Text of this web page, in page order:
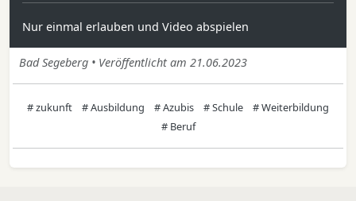
Nur einmal erlauben und Video abspielen
Bad Segeberg • Veröffentlicht am 21.06.2023
# zukunft # Ausbildung # Azubis # Schule
# Weiterbildung
# Beruf